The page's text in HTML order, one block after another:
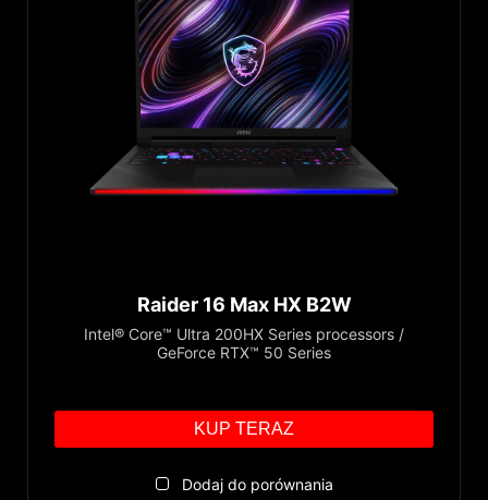
Raider 16 Max HX B2W
Intel® Core™ Ultra 200HX Series processors /
GeForce RTX™ 50 Series
KUP TERAZ
Dodaj do porównania